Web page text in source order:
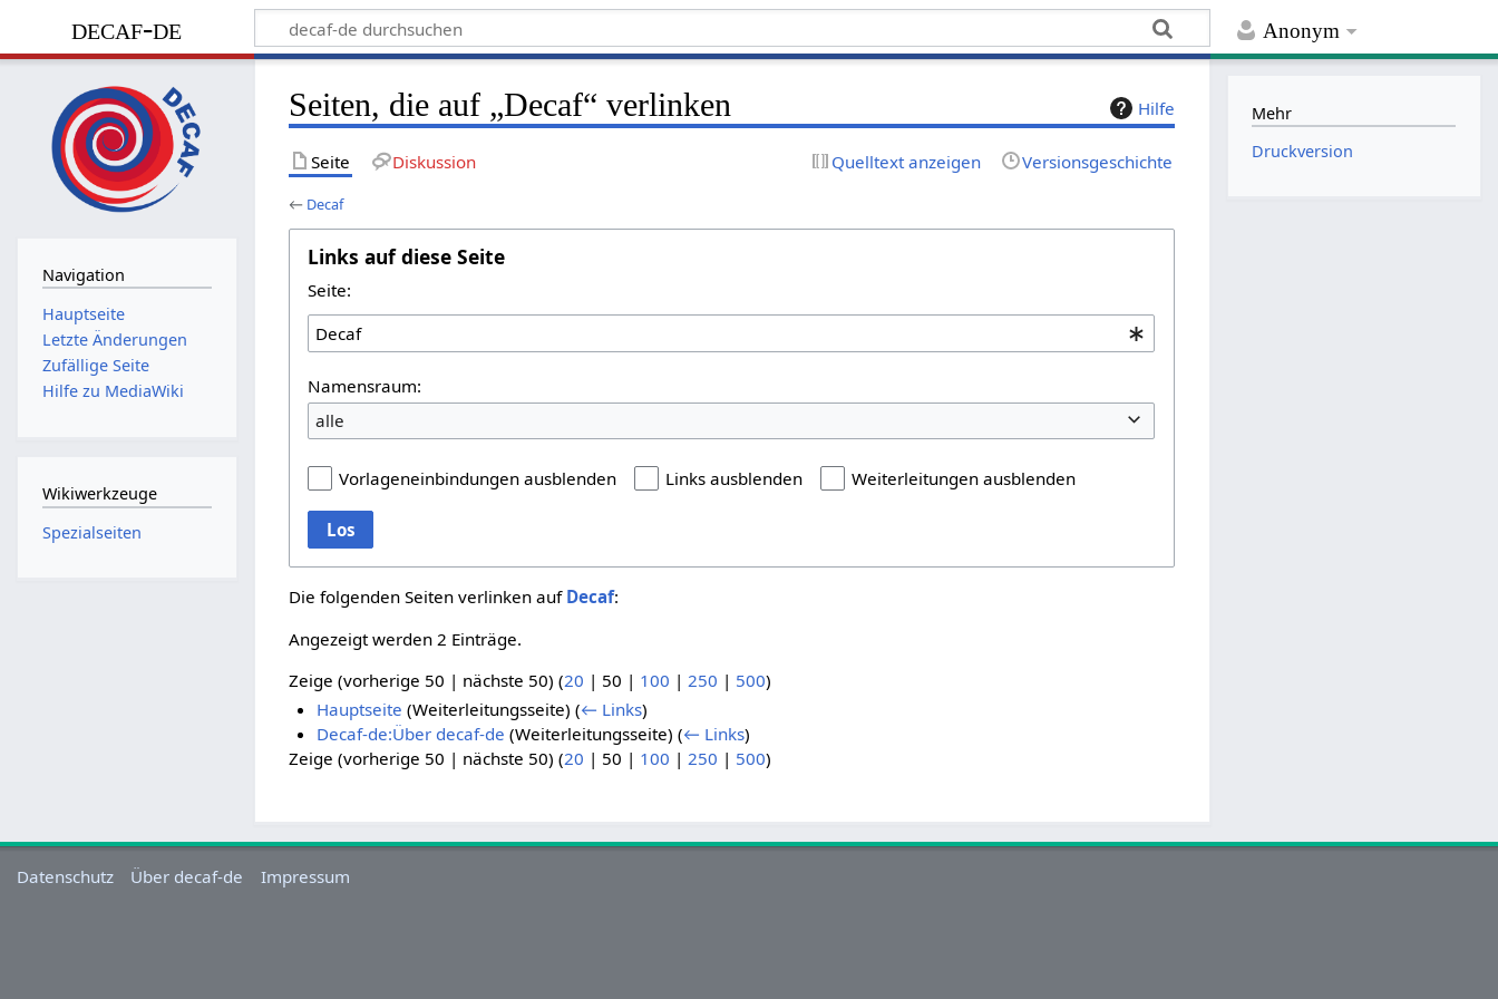
Anonym
decaf-de
Hilfe
Seiten, die auf „Decaf“ verlinken
Seite Diskussion Quelltext anzeigen Versionsgeschichte
← Decaf
Links auf diese Seite
Seite:
Namensraum:
alle
Vorlageneinbindungen ausblenden Links ausblenden Weiterleitungen ausblenden
Los
Die folgenden Seiten verlinken auf Decaf:
Angezeigt werden 2 Einträge.
Zeige (vorherige 50 | nächste 50) (20 | 50 | 100 | 250 | 500)
Hauptseite (Weiterleitungsseite) (← Links)
Decaf-de:Über decaf-de (Weiterleitungsseite) (← Links)
Zeige (vorherige 50 | nächste 50) (20 | 50 | 100 |250 | 500)
Navigation
Hauptseite
Letzte Änderungen
Zufällige Seite
Hilfe zu MediaWiki
Wikiwerkzeuge
Spezialseiten
Mehr
Druckversion
Datenschutz Über decaf-de Impressum